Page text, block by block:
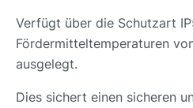
Verfügt über die Schutzart
Fördermitteltemperaturen
ausgelegt.
Dies sichert einen sicheren